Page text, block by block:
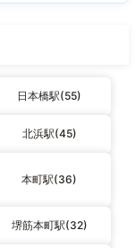
日本橋駅(55)
北浜駅(45)
本町駅(36)
堺筋本町駅(32)